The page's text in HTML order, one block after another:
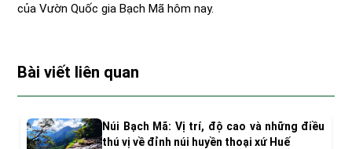
của Vườn Quốc gia Bạch Mã hôm nay.
Bài viết liên quan
Núi Bạch Mã: Vị trí, độ cao và những điều
thú vị về đỉnh núi huyền thoại xứ Huế